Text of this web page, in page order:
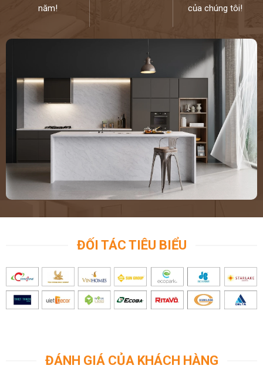
năm!
của chúng tôi!
ĐỐI TÁC TIÊU BIỂU
ĐÁNH GIÁ CỦA KHÁCH HÀNG